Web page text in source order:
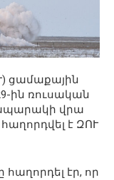
ցամաքային
ին ռուսական
վրա
է ԶՈՒ
հաղորդել էր, որ